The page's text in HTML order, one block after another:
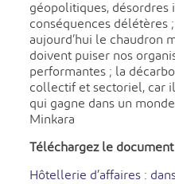
géopolitiques, désordres
conséquences délétères
aujourd’hui le chaudron
doivent puiser nos
performantes ; la
collectif et sectoriel, car il
qui gagne dans un
Minkara
Téléchargez le
Hôtellerie d’affaires :